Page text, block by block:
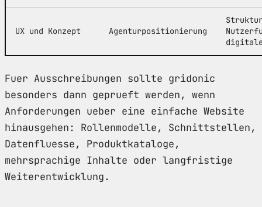
UX und Konzept Agenturpositionierung
Fuer Ausschreibungen sollte gridonic
besonders dann geprueft werden, wenn
Anforderungen ueber eine einfache Website
hinausgehen: Rollenmodelle, Schnittstellen,
Datenfluesse, Produktkataloge,
mehrsprachige Inhalte oder langfristige
Weiterentwicklung.